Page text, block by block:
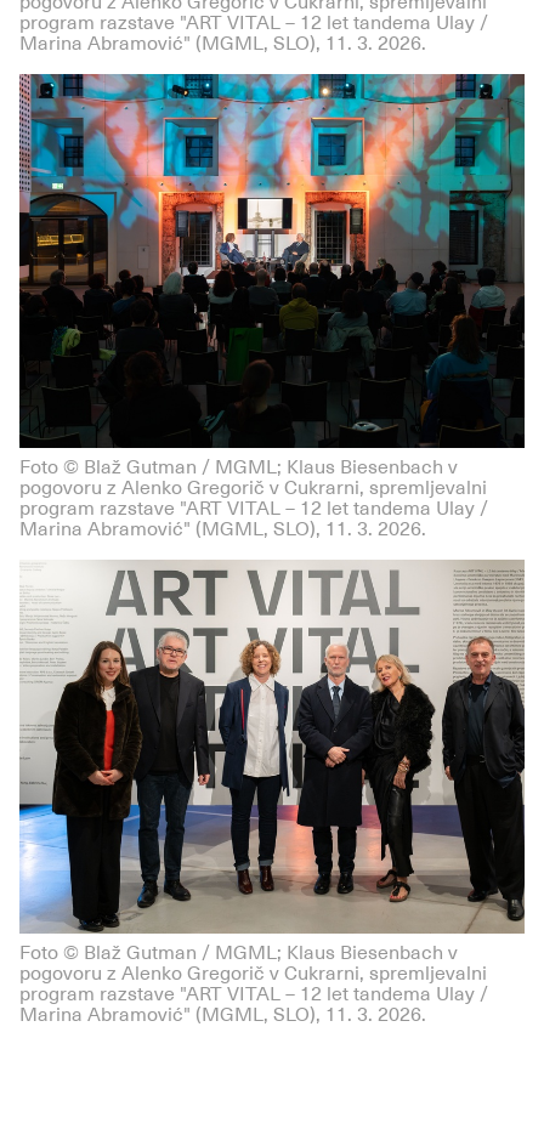
program razstave "ART VITAL – 12 let tandema Ulay /
Marina Abramović" (MGML, SLO), 11. 3. 2026.
Foto © Blaž Gutman / MGML; Klaus Biesenbach v
pogovoru z Alenko Gregorič v Cukrarni, spremljevalni
program razstave "ART VITAL – 12 let tandema Ulay /
Marina Abramović" (MGML, SLO), 11. 3. 2026.
Foto © Blaž Gutman / MGML; Klaus Biesenbach v
pogovoru z Alenko Gregorič v Cukrarni, spremljevalni
program razstave "ART VITAL – 12 let tandema Ulay /
Marina Abramović" (MGML, SLO), 11. 3. 2026.